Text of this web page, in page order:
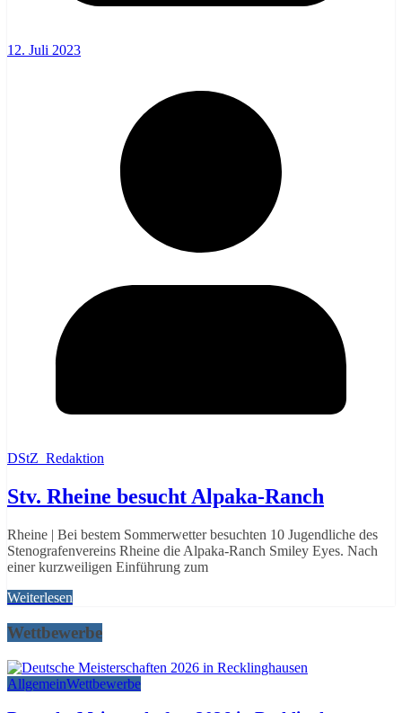
12. Juli 2023
DStZ_Redaktion
Stv. Rheine besucht Alpaka-Ranch
Rheine | Bei bestem Sommerwetter besuchten 10 Jugendliche des
Stenografenvereins Rheine die Alpaka-Ranch Smiley Eyes. Nach
einer kurzweiligen Einführung zum
Weiterlesen
Wettbewerbe
AllgemeinWettbewerbe